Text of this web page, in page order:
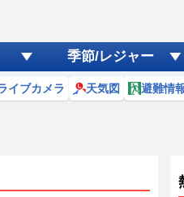
季節/レジャー
イブカメラ 天気図 避難情